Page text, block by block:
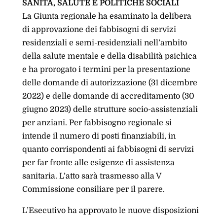
SANITÀ, SALUTE E POLITICHE SOCIALI
La Giunta regionale ha esaminato la delibera
di approvazione dei fabbisogni di servizi
residenziali e semi-residenziali nell’ambito
della salute mentale e della disabilità psichica
e ha prorogato i termini per la presentazione
delle domande di autorizzazione (31 dicembre
2022) e delle domande di accreditamento (30
giugno 2023) delle strutture socio-assistenziali
per anziani. Per fabbisogno regionale si
intende il numero di posti finanziabili, in
quanto corrispondenti ai fabbisogni di servizi
per far fronte alle esigenze di assistenza
sanitaria. L’atto sarà trasmesso alla V
Commissione consiliare per il parere.
L’Esecutivo ha approvato le nuove disposizioni